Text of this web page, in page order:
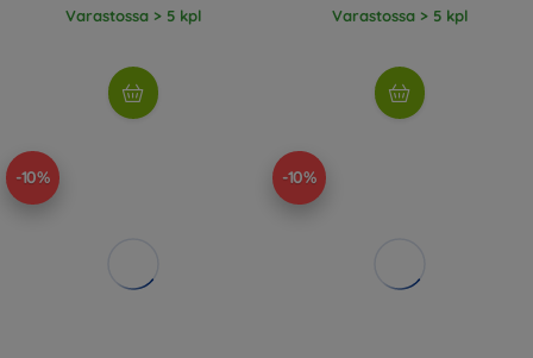
Varastossa > 5 kpl Varastossa > 5 kpl
-10% -10%